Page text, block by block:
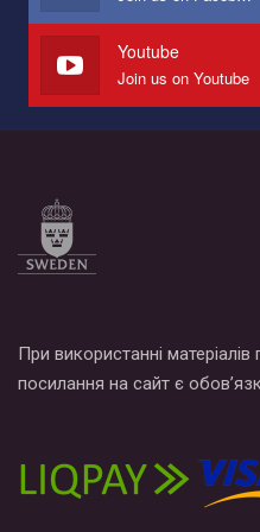
наш план по борьбе с
СОГИ в Украине.
Все, что вам нужно сделать
по этой ссылке и поставить
Youtube
Join us on Youtube
При використанні
посилання на сайт є